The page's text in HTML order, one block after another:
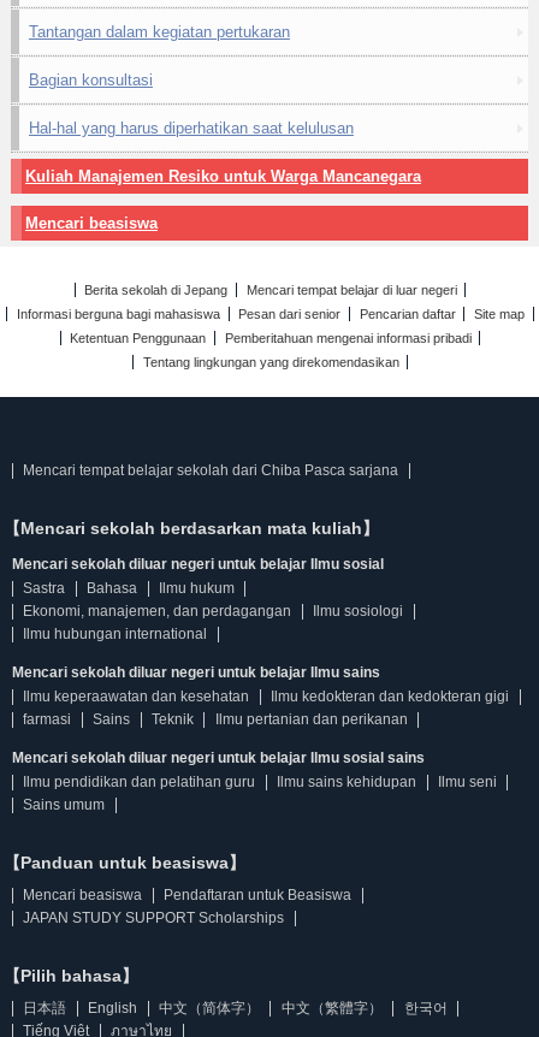
Tantangan dalam kegiatan pertukaran
Bagian konsultasi
Hal-hal yang harus diperhatikan saat kelulusan
Kuliah Manajemen Resiko untuk Warga Mancanegara
Mencari beasiswa
Berita sekolah di Jepang
Mencari tempat belajar di luar negeri
Informasi berguna bagi mahasiswa
Pesan dari senior Pencarian daftar
Site map
Ketentuan Penggunaan
Pemberitahuan mengenai informasi pribadi
Tentang lingkungan yang direkomendasikan
Mencari tempat belajar sekolah dari Chiba Pasca sarjana
【Mencari sekolah berdasarkan mata kuliah】
Mencari sekolah diluar negeri untuk belajar Ilmu sosial
Sastra
Bahasa
Ilmu hukum
Ekonomi, manajemen, dan perdagangan
Ilmu sosiologi
Ilmu hubungan international
Mencari sekolah diluar negeri untuk belajar Ilmu sains
Ilmu keperaawatan dan kesehatan
Ilmu kedokteran dan kedokteran gigi
farmasi
Sains Teknik Ilmu pertanian dan perikanan
Mencari sekolah diluar negeri untuk belajar Ilmu sosial sains
Ilmu pendidikan dan pelatihan guru
Ilmu sains kehidupan
Ilmu seni
Sains umum
【Panduan untuk beasiswa】
Mencari beasiswa
Pendaftaran untuk Beasiswa
JAPAN STUDY SUPPORT Scholarships
【Pilih bahasa】
日本語 English 中文（简体字） 中文（繁體字）
한국어
Tiếng Việt
ภาษาไทย